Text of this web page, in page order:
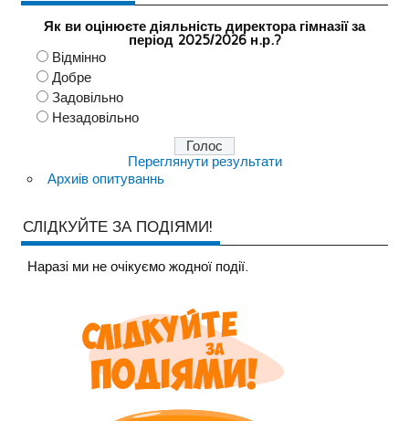
Як ви оцінюєте діяльність директора гімназії за
період 2025/2026 н.р.?
Відмінно
Добре
Задовільно
Незадовільно
Переглянути результати
Архиів опитуваннь
СЛІДКУЙТЕ ЗА ПОДІЯМИ!
Наразi ми не очiкуємо жодної події.